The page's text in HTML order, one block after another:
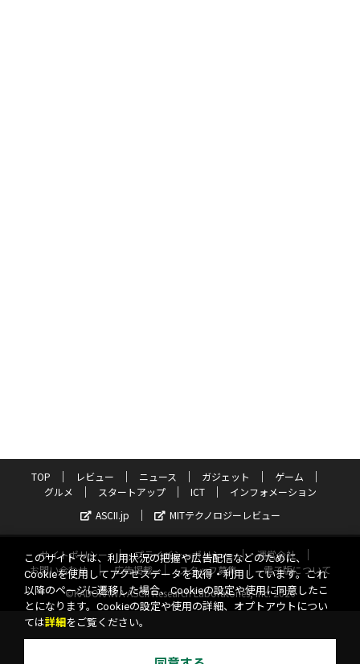
TOP レビュー ニュース ガジェット
ゲーム
グルメ
スタートアップ ICT
インフォメーション
ASCII.jp
MITテクノロジーレビュー
サイトポリシー プライバシーポリシー
運営会社
お問い合わせ
広告掲載 スタッフ募集
電子版について
©KADOKAWA ASCII Research Laboratories, Inc. 2026
このサイトでは、利用状況の把握や広告配信などのために、
Cookieを使用してアクセスデータを取得・利用しています。これ
以降のページに遷移した場合、Cookieの設定や使用に同意したこ
とになります。Cookieの設定や使用の詳細、オプトアウトについ
ては詳細 をご覧ください。